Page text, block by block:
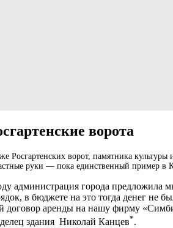
ворота
Росгартенских ворот, памятника
руки — пока единственный пример в
администрация города предложила
в бюджете на это тогда денег не
договор аренды на нашу фирму
здания Николай Канцев*.